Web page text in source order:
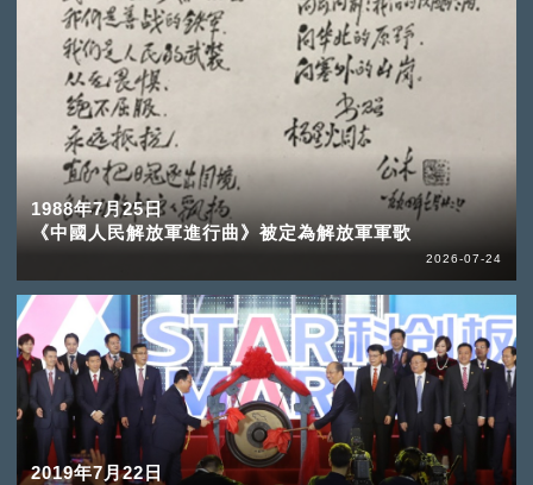
1988年7月25日
《中國人民解放軍進行曲》被定為解放軍軍歌
2026-07-24
2019年7月22日